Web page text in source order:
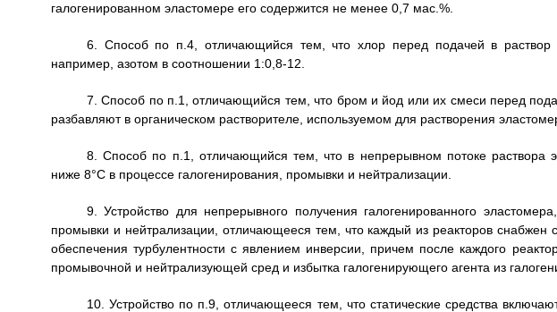
галогенированном эластомере его содержится не менее 0,7 мас.%.
6. Способ по п.4, отличающийся тем, что хлор перед подачей в раствор
например, азотом в соотношении 1:0,8-12.
7. Способ по п.1, отличающийся тем, что бром и йод или их смеси перед
разбавляют в органическом растворителе, используемом для растворения
8. Способ по п.1, отличающийся тем, что в непрерывном потоке раствора
ниже 8°С в процессе галогенирования, промывки и нейтрализации.
9. Устройство для непрерывного получения галогенированного
промывки и нейтрализации, отличающееся тем, что каждый из реакторов снабжен
обеспечения турбулентности с явлением инверсии, причем после каждого
промывочной и нейтрализующей сред и избытка галогенирующего агента из
10. Устройство по п.9, отличающееся тем, что статические средства